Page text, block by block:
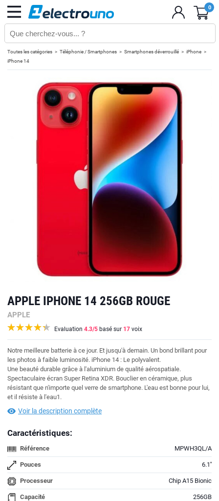
0
Toutes les catégories Téléphonie / Smartphones Smartphones déverrouillé
iPhone
iPhone 14
APPLE IPHONE 14 256GB ROUGE
APPLE
Evaluation 4.3/5 basé sur 17 voix
Notre meilleure batterie à ce jour. Et jusqu'à demain. Un bond brillant pour
les photos à faible luminosité. iPhone 14 : Le polyvalent.
Une beauté durable grâce à l'aluminium de qualité aérospatiale.
Spectaculaire écran Super Retina XDR. Bouclier en céramique, plus
résistant que n'importe quel verre de smartphone. L'eau est bonne pour lui,
et il résiste à l'eau1.
Voir la description complète
Caractéristiques:
Référence MPWH3QL/A
Pouces 6.1''
Processeur Chip A15 Bionic
Capacité 256GB